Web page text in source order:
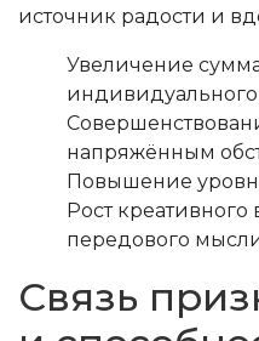
источник радости и
Увеличение
напряжённым
Повышение
Рост
передового
Связь